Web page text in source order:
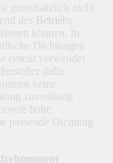
grundsätzlich nicht
des Betriebs
können. In
Dichtungen
erneut verwendet
dafür
keine
zuverlässig
hohe
passende Dichtung